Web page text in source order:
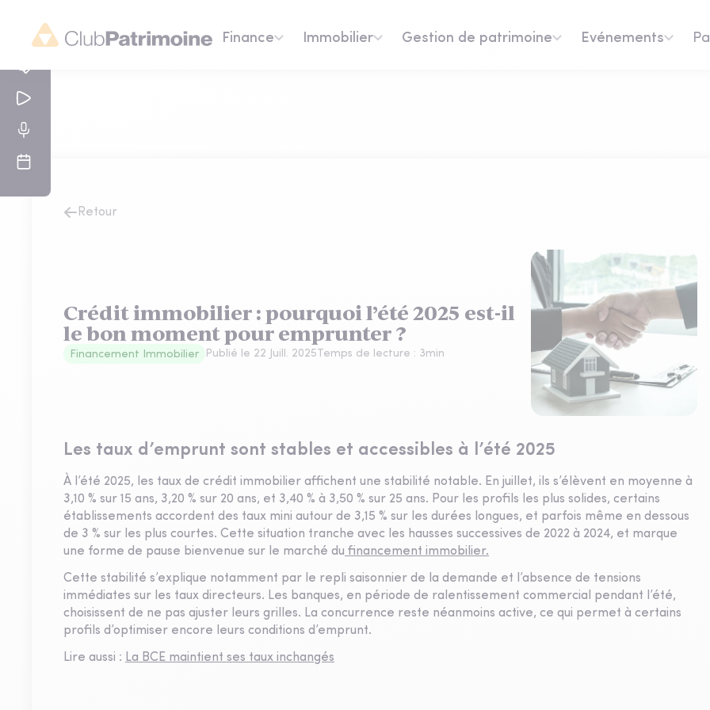
Finance Immobilier Gestion de patrimoine Evénements
Retour
Crédit immobilier : pourquoi l’été 2025 est-il
le bon moment pour emprunter ?
Financement Immobilier Publié le 22 Juill. 2025Temps de lecture : 3min
Les taux d’emprunt sont stables et accessibles à l’été 2025
À l’été 2025, les taux de crédit immobilier affichent une stabilité notable. En juillet, ils s’élèvent en moyenne à
3,10 % sur 15 ans, 3,20 % sur 20 ans, et 3,40 % à 3,50 % sur 25 ans. Pour les profils les plus solides, certains
établissements accordent des taux mini autour de 3,15 % sur les durées longues, et parfois même en dessous
de 3 % sur les plus courtes. Cette situation tranche avec les hausses successives de 2022 à 2024, et marque
une forme de pause bienvenue sur le marché du financement immobilier.
Cette stabilité s’explique notamment par le repli saisonnier de la demande et l’absence de tensions
immédiates sur les taux directeurs. Les banques, en période de ralentissement commercial pendant l’été,
choisissent de ne pas ajuster leurs grilles. La concurrence reste néanmoins active, ce qui permet à certains
profils d’optimiser encore leurs conditions d’emprunt.
Lire aussi : La BCE maintient ses taux inchangés